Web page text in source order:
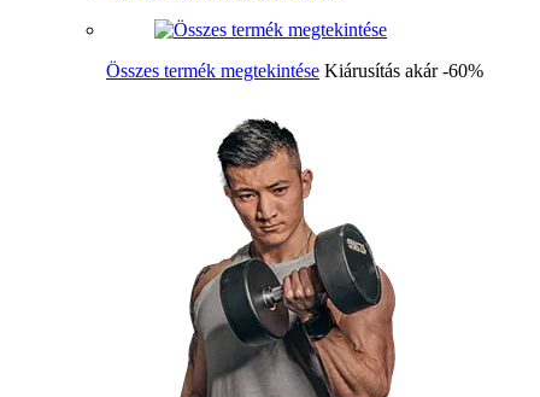
Összes termék megtekintése Kiárusítás akár -60%